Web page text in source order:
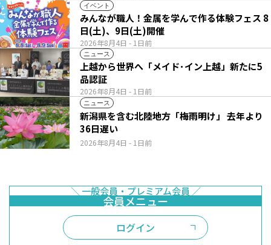
イベント
2026年8月4日 - 1日前
みんなが職人！金属を学んで作る体験フェス 8
日(土)、9日(土)開催
ニュース
2026年8月4日 - 1日前
上越から世界へ「メイド･イン上越」新たに5
品認証
ニュース
2026年8月4日 - 1日前
新潟県を含む北陸地方「梅雨明け」 去年より
36日遅い
ログイン